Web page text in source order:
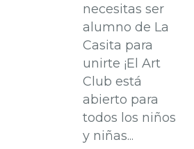
necesitas ser
alumno de La
Casita para
unirte ¡El Art
Club está
abierto para
todos los niños
y niñas...